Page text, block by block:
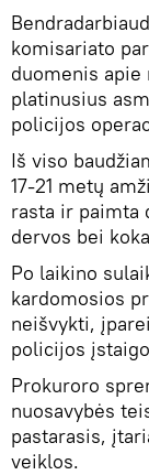
komisariato
duomenis apie
platinusius
policijos
Iš viso
17-21 metų
rasta ir paimta
dervos bei
Po laikino
kardomosios
neišvykti,
policijos
Prokuroro
nuosavybės
pastarasis,
veiklos.